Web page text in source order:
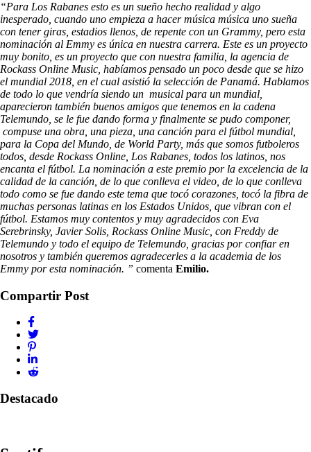
“Para Los Rabanes esto es un sueño hecho realidad y algo
inesperado, cuando uno empieza a hacer música música uno sueña
con tener giras, estadios llenos, de repente con un Grammy, pero esta
nominación al Emmy es única en nuestra carrera. Este es un proyecto
muy bonito, es un proyecto que con nuestra familia, la agencia de
Rockass Online Music, habíamos pensado un poco desde que se hizo
el mundial 2018, en el cual asistió la selección de Panamá. Hablamos
de todo lo que vendría siendo un musical para un mundial,
aparecieron también buenos amigos que tenemos en la cadena
Telemundo, se le fue dando forma y finalmente se pudo componer,
compuse una obra, una pieza, una canción para el fútbol mundial,
para la Copa del Mundo, de World Party, más que somos futboleros
todos, desde Rockass Online, Los Rabanes, todos los latinos, nos
encanta el fútbol. La nominación a este premio por la excelencia de la
calidad de la canción, de lo que conlleva el video, de lo que conlleva
todo como se fue dando este tema que tocó corazones, tocó la fibra de
muchas personas latinas en los Estados Unidos, que vibran con el
fútbol. Estamos muy contentos y muy agradecidos con Eva
Serebrinsky, Javier Solis, Rockass Online Music, con Freddy de
Telemundo y todo el equipo de Telemundo, gracias por confiar en
nosotros y también queremos agradecerles a la academia de los
Emmy por esta nominación. ” comenta Emilio.
Compartir Post
Destacado